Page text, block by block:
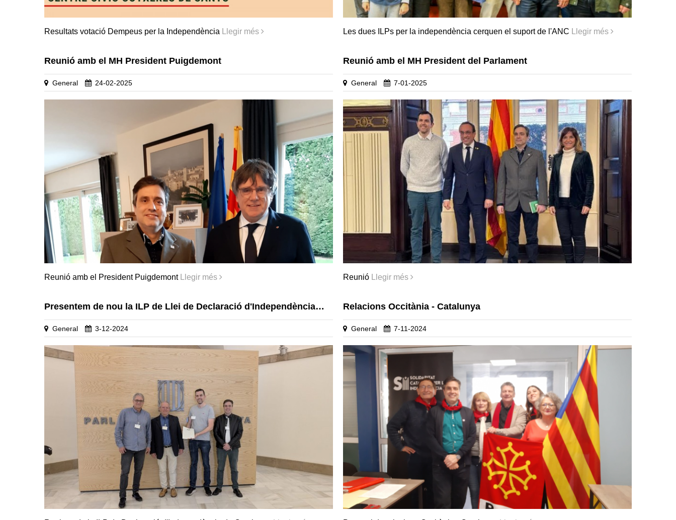
Resultats votació Dempeus per la Independència Llegir més Les dues ILPs per la independència cerquen el suport de l'ANC Llegir més
Reunió amb el MH President Puigdemont
General 24-02-2025
Reunió amb el President Puigdemont Llegir més
Reunió amb el MH President del Parlament
General 7-01-2025
Reunió Llegir més
Presentem de nou la ILP de Llei de Declaració d'Independència…
General 3-12-2024
Relacions Occitània - Catalunya
General 7-11-2024